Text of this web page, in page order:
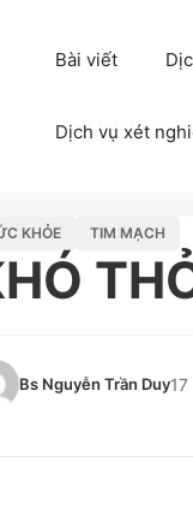
Bài viết
Dịch vụ xét
KHỎE TIM MẠCH
Bs Nguyễn Trần Duy17